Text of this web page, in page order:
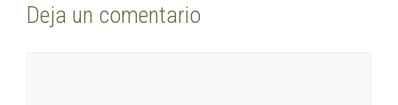
Deja un comentario